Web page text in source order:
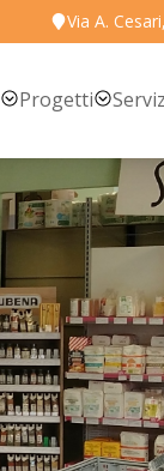
Via A.
Progetti